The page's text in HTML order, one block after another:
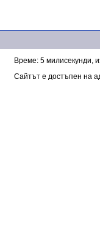
Време: 5 милисекунди,
Сайтът е достъпен на